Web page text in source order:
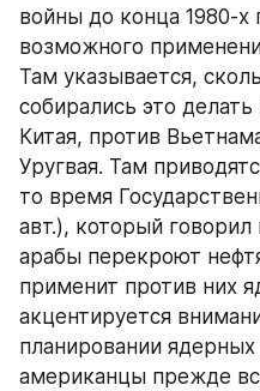
войны до конца 1980-х
возможного
Там указывается,
собирались это
Китая, против
Уругвая. Там
то время
авт.), который говорил
арабы перекроют
применит против них
акцентируется
планировании
американцы прежде